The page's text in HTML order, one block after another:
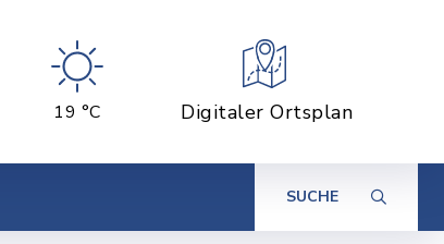
19 °C Digitaler Ortsplan
SUCHE